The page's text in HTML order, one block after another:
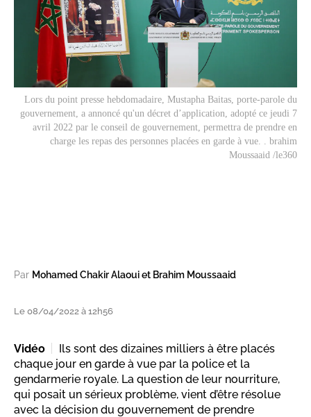
Lors du point presse hebdomadaire, Mustapha Baitas, porte-parole du
gouvernement, a annoncé qu'un décret d’application, adopté ce jeudi 7
avril 2022 par le conseil de gouvernement, permettra de prendre en
charge les repas des personnes placées en garde à vue. . brahim
Moussaaid /le360
Par Mohamed Chakir Alaoui et Brahim Moussaaid
Le 08/04/2022 à 12h56
Vidéo
Ils sont des dizaines milliers à être placés
chaque jour en garde à vue par la police et la
gendarmerie royale. La question de leur nourriture,
qui posait un sérieux problème, vient d’être résolue
avec la décision du gouvernement de prendre